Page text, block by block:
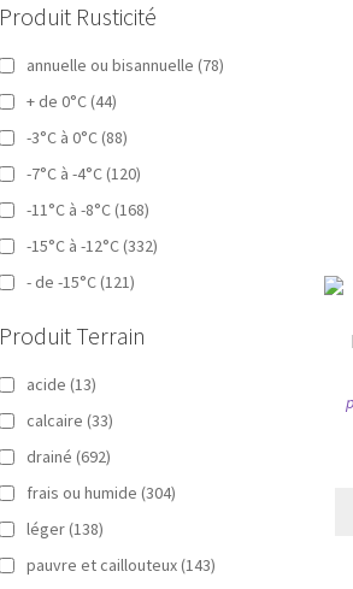
Produit Rusticité
annuelle ou bisannuelle (78)
+ de 0°C (44)
-3°C à 0°C (88)
-7°C à -4°C (120)
-11°C à -8°C (168)
-15°C à -12°C (332)
- de -15°C (121)
Produit Terrain
acide (13)
calcaire (33)
drainé (692)
frais ou humide (304)
léger (138)
pauvre et caillouteux (143)